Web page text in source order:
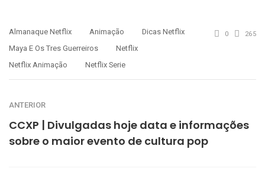
Almanaque Netflix Animação
Dicas Netflix
Maya E Os Tres Guerreiros
Netflix
Netflix Animação
Netflix Serie
0 265
ANTERIOR
CCXP | Divulgadas hoje data e informações
sobre o maior evento de cultura pop